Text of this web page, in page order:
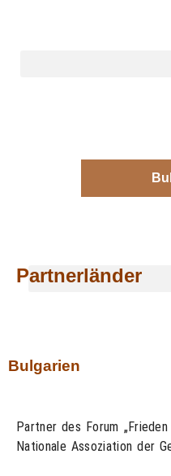
Partnerländer
Bulgarien
Partner des Forum
Nationale Assoziation der